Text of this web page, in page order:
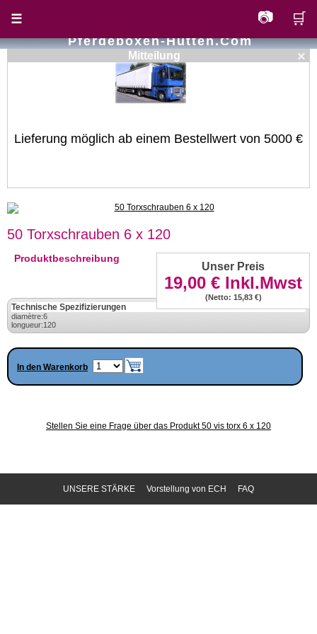
Pferdeboxen-Hutten.com
☰ 📷 🛒
×
Mitteilung
Lieferung möglich ab einem Bestellwert von 5000 €
50 Torxschrauben 6 x 120
Unser Preis
19,00 € Inkl.Mwst
(Netto: 15,83 €)
Produktbeschreibung
Technische Spezifizierungen
diamètre:6
longueur:120
In den Warenkorb
Stellen Sie eine Frage über das Produkt 50 vis torx 6 x 120
UNSERE STÄRKE Vorstellung von ECH FAQ